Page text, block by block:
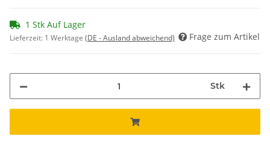
1 Stk Auf Lager
Lieferzeit: 1 Werktage (DE - Ausland abweichend) Frage zum Artikel
Stk